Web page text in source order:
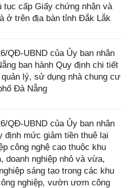
tục cấp Giấy chứng nhận và
ở trên địa bàn tỉnh Đắk Lắk
QĐ-UBND của Ủy ban nhân
ban hành Quy định chi tiết
lý, sử dụng nhà chung cư
Đà Nẵng
QĐ-UBND của Ủy ban nhân
định mức giảm tiền thuê lại
công nghệ cao thuộc khu
doanh nghiệp nhỏ và vừa,
sáng tạo trong các khu
nghiệp, vườn ươm công